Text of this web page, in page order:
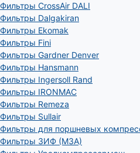
Фильтры CrossAir DALI
Фильтры Dalgakiran
Фильтры Ekomak
Фильтры Fini
Фильтры Gardner Denver
Фильтры Hansmann
Фильтры Ingersoll Rand
Фильтры IRONMAC
Фильтры Remeza
Фильтры Sullair
Фильтры для поршневых
Фильтры ЗИФ (МЗА)